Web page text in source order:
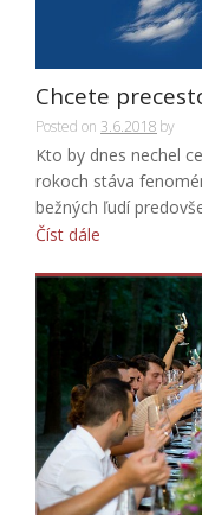
Chcete
Posted on 3.6.2018 by
Kto by dnes nechel
rokoch stáva
bežných ľudí
Číst dále